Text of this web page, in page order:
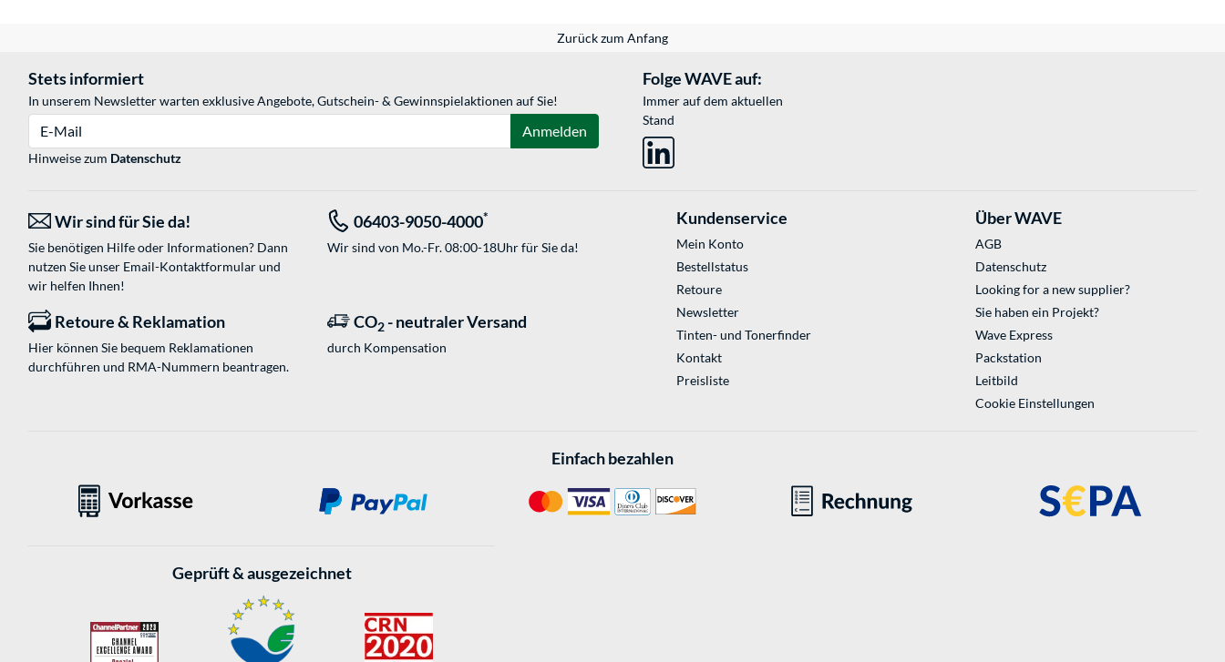
Zurück zum Anfang
Stets informiert
In unserem Newsletter warten exklusive Angebote, Gutschein- & Gewinnspielaktionen auf Sie!
Anmelden
Hinweise zum Datenschutz
Folge WAVE auf:
Immer auf dem aktuellen
Stand
Wir sind für Sie da!
Sie benötigen Hilfe oder Informationen? Dann
nutzen Sie unser Email-Kontaktformularund
wir helfen Ihnen!
06403-9050-4000*
Wir sind von Mo.-Fr. 08:00-18Uhr für Sie da!
Retoure & Reklamation
Hier können Sie bequem Reklamationen
durchführen und RMA-Nummern beantragen.
CO2 - neutraler Versand
durch Kompensation
Kundenservice
Mein Konto
Bestellstatus
Retoure
Newsletter
Tinten- und Tonerfinder
Kontakt
Preisliste
Über WAVE
AGB
Datenschutz
Looking for a new supplier?
Sie haben ein Projekt?
Wave Express
Packstation
Leitbild
Cookie Einstellungen
Einfach bezahlen
Geprüft & ausgezeichnet